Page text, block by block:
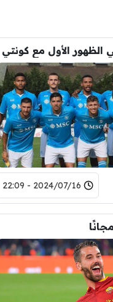
الظهور الأول مع كونتي
2024/07/16 - 22:09